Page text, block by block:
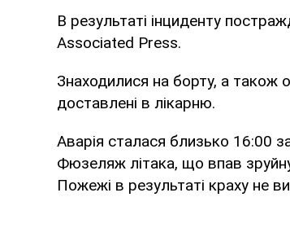
В результаті інциденту
Associated Press.
Знаходилися на борту, а також
доставлені в лікарню.
Аварія сталася близько 16:00
Фюзеляж літака, що впав
Пожежі в результаті краху не